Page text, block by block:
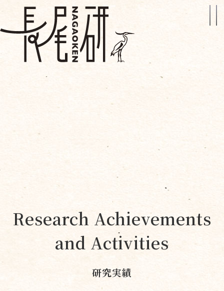
Research Achievements
and Activities
研究実績